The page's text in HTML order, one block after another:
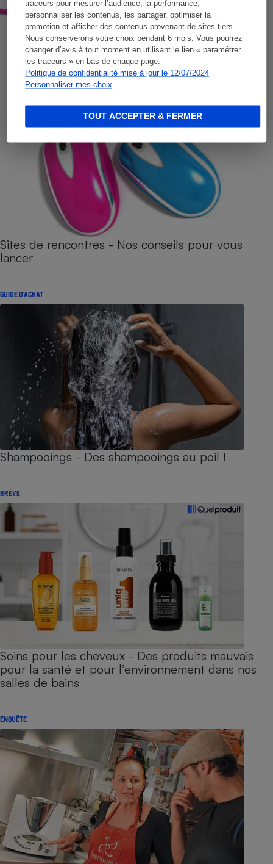
traceurs pour mesurer l’audience, la performance,
personnaliser les contenus, les partager, optimiser la
promotion et afficher des contenus provenant de sites tiers.
Nous conserverons votre choix pendant 6 mois. Vous pourrez
changer d’avis à tout moment en utilisant le lien « paramétrer
les traceurs » en bas de chaque page.
Politique de confidentialité mise à jour le 12/07/2024
Personnaliser mes choix
TOUT ACCEPTER & FERMER
Sites de rencontres - Nos conseils pour vous
lancer
GUIDE D'ACHAT
Shampooings - Des shampooings au poil !
BRÈVE
Soins pour les cheveux - Des produits mauvais
pour la santé et pour l’environnement dans nos
salles de bains
ENQUÊTE